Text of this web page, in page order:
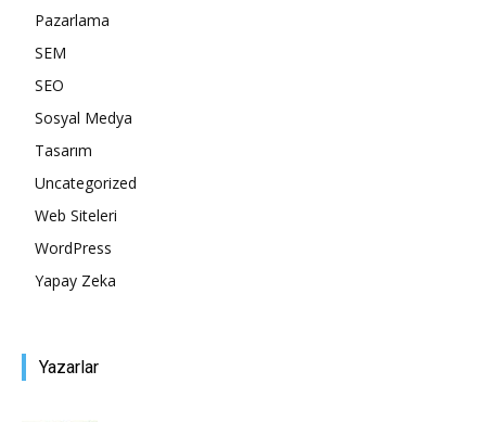
Pazarlama
SEM
SEO
Sosyal Medya
Tasarım
Uncategorized
Web Siteleri
WordPress
Yapay Zeka
Yazarlar